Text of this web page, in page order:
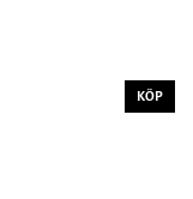
KÖP